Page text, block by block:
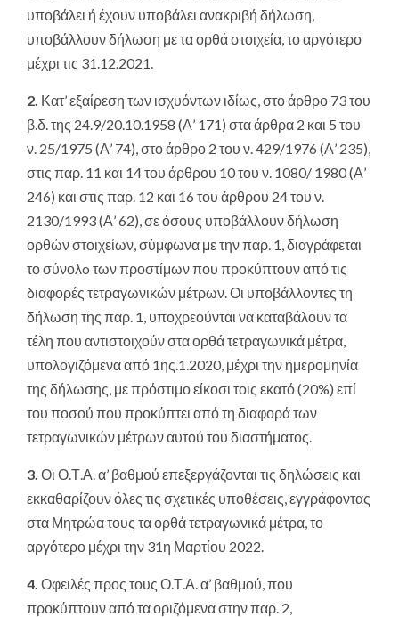
υποβάλει ή έχουν υποβάλει ανακριβή δήλωση,
υποβάλλουν δήλωση με τα ορθά στοιχεία, το αργότερο
μέχρι τις 31.12.2021.
2. Κατ’ εξαίρεση των ισχυόντων ιδίως, στο άρθρο 73 του
β.δ. της 24.9/20.10.1958 (Α’ 171) στα άρθρα 2 και 5 του
ν. 25/1975 (Α’ 74), στο άρθρο 2 του ν. 429/1976 (Α’ 235),
στις παρ. 11 και 14 του άρθρου 10 του ν. 1080/ 1980 (Α’
246) και στις παρ. 12 και 16 του άρθρου 24 του ν.
2130/1993 (Α’ 62), σε όσους υποβάλλουν δήλωση
ορθών στοιχείων, σύμφωνα με την παρ. 1, διαγράφεται
το σύνολo των προστίμων που προκύπτουν από τις
διαφορές τετραγωνικών μέτρων. Οι υποβάλλοντες τη
δήλωση της παρ. 1, υποχρεούνται να καταβάλουν τα
τέλη που αντιστοιχούν στα ορθά τετραγωνικά μέτρα,
υπολογιζόμενα από 1ης.1.2020, μέχρι την ημερομηνία
της δήλωσης, με πρόστιμο είκοσι τοις εκατό (20%) επί
του ποσού που προκύπτει από τη διαφορά των
τετραγωνικών μέτρων αυτού του διαστήματος.
3. Οι Ο.Τ.Α. α’ βαθμού επεξεργάζονται τις δηλώσεις και
εκκαθαρίζουν όλες τις σχετικές υποθέσεις, εγγράφοντας
στα Μητρώα τους τα ορθά τετραγωνικά μέτρα, το
αργότερο μέχρι την 31η Μαρτίου 2022.
4. Οφειλές προς τους Ο.Τ.Α. α’ βαθμού, που
προκύπτουν από τα οριζόμενα στην παρ. 2,